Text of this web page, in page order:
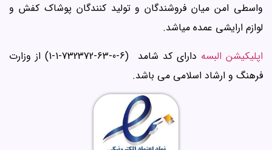
واسطی امن میان فروشندگان و تولید کنندگان پوشاک کفش و
لوازم ارایشی عمده میاشد.
اپلیکیشن البسه
دارای کد شامد (6-0-63-732372-1-1) از وزارت
فرهنگ و ارشاد اسلامی می باشد.